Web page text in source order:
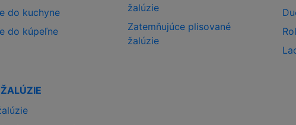
do kuchyne
do kúpeľne
žalúzie
Zatemňujúce plisované
žalúzie